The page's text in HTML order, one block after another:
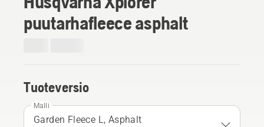
puutarhafleece asphalt
Tuoteversio
Malli
Garden Fleece L, Asphalt